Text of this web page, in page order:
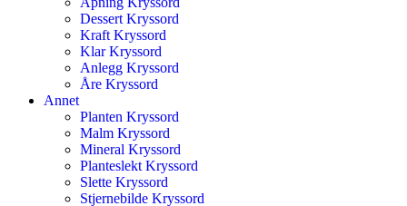
Dessert Kryssord
Kraft Kryssord
Klar Kryssord
Anlegg Kryssord
Åre Kryssord
Annet
Planten Kryssord
Malm Kryssord
Mineral Kryssord
Planteslekt Kryssord
Slette Kryssord
Stjernebilde Kryssord